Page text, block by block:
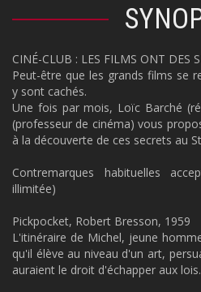
CINÉ-CLUB : LES FILMS ONT DES
Peut-être que les grands films se
y sont cachés.
Une fois par mois, Loïc Barché
(professeur de cinéma) vous
à la découverte de ces secrets au
Contremarques habituelles
illimitée)
Pickpocket, Robert Bresson, 1959
L'itinéraire de Michel, jeune
qu'il élève au niveau d'un art,
auraient le droit d'échapper aux lois.